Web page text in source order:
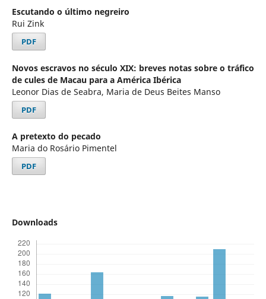
Escutando o último negreiro
Rui Zink
PDF
Novos escravos no século XIX: breves notas sobre o tráfico
de cules de Macau para a América Ibérica
Leonor Dias de Seabra, Maria de Deus Beites Manso
PDF
A pretexto do pecado
Maria do Rosário Pimentel
PDF
Downloads